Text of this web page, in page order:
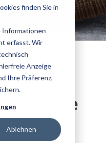
finden Sie in
Informationen
erfasst. Wir
Anzeige
Ihre Präferenz,
Ablehnen
für die